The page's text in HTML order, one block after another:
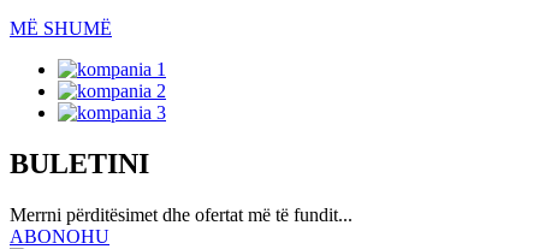
MË SHUMË
BULETINI
Merrni përditësimet dhe ofertat më të fundit...
ABONOHU